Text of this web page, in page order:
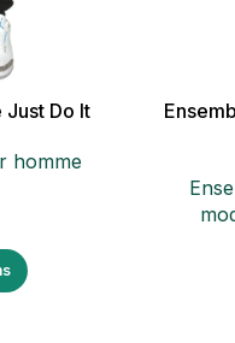
Do It
homme